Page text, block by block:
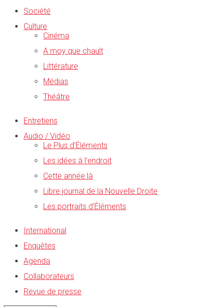
Société
Culture
Cinéma
A moy que chault
Littérature
Médias
Théâtre
Entretiens
Audio / Vidéo
Le Plus d’Éléments
Les idées à l’endroit
Cette année là
Libre journal de la Nouvelle Droite
Les portraits d’Éléments
International
Enquêtes
Agenda
Collaborateurs
Revue de presse